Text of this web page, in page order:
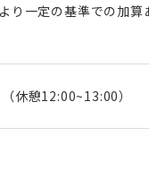
り一定の基準での加算
休憩12:00~13:00）